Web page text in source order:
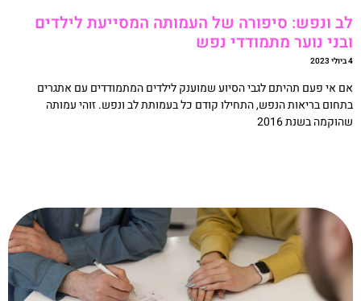
ונפש: סיפורה של העמותה המסייעת לילדים
נוער מתמודדי נפש
אי פעם תהיתם לגבי הסיוע שמוענק לילדים המתמודדים עם אתגרים
בריאות הנפש, התחילו קודם כל בעמותת לב ונפש. זוהי עמותה
בשנת 2016